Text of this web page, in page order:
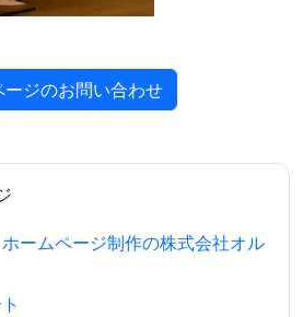
ージのお問い合わせ
ームページ制作の株式会社オル